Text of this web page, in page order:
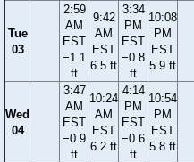
Tue
03
2:59
AM
EST
−1.1
ft
9:42
AM
EST
6.5 ft
3:34
PM
EST
−0.8
ft
10:08
PM
EST
5.9 ft
Wed
04
3:47
AM
EST
−0.9
ft
10:24
AM
EST
6.2 ft
4:14
PM
EST
−0.6
ft
10:54
PM
EST
5.8 ft